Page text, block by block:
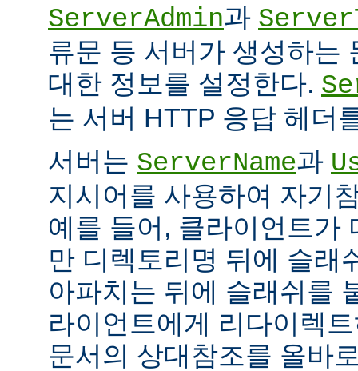
ServerAdmin과
류문 등 서버가 생성하는
대한 정보를 설정한다.
는 서버 HTTP 응답 헤더
서버는 ServerName과
지시어를 사용하여 자기
예를 들어, 클라이언트가
만 디렉토리명 뒤에 슬래
아파치는 뒤에 슬래쉬를
라이언트에게 리다이렉
문서의 상대참조를 올바